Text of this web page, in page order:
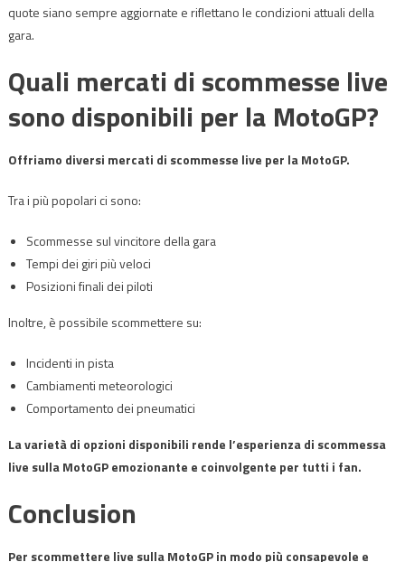
quote siano sempre aggiornate e riflettano le condizioni attuali della
gara.
Quali mercati di scommesse live
sono disponibili per la MotoGP?
Offriamo diversi mercati di scommesse live per la MotoGP.
Tra i più popolari ci sono:
Scommesse sul vincitore della gara
Tempi dei giri più veloci
Posizioni finali dei piloti
Inoltre, è possibile scommettere su:
Incidenti in pista
Cambiamenti meteorologici
Comportamento dei pneumatici
La varietà di opzioni disponibili rende l’esperienza di scommessa
live sulla MotoGP emozionante e coinvolgente per tutti i fan.
Conclusion
Per scommettere live sulla MotoGP in modo più consapevole e